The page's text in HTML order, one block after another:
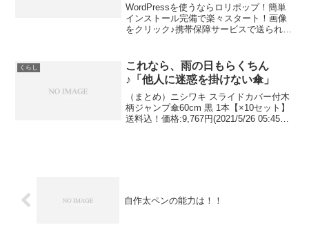
WordPressを使うならロリポップ！簡単
インストール完備で楽々スタート！画像
をクリック♪携帯保障サービスで送られて
の製品管理もままならいとは・・・。今
やスマホは、無...
くらし
これなら、雨の日もらくちん
♪「他人に迷惑を掛けない傘」
（まとめ）ニシワキ スライドカバー付木
柄ジャンプ傘60cm 黒 1本【×10セット】
送料込！価格:9,767円(2021/5/26 05:45時
自作太ペンの能力は！！